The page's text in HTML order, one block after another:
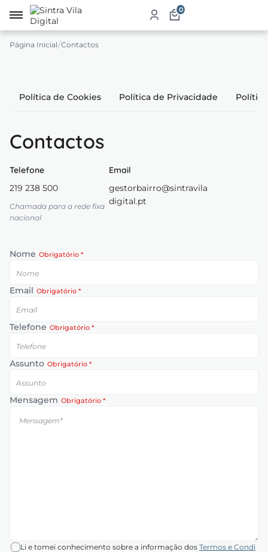
0
Página Inicial Contactos
Política de Cookies Política de Privacidade
Contactos
Telefone
219 238 500
Chamada para a rede fixa
nacional
Email
gestorbairro@sintravila
digital.pt
Nome Obrigatório *
Email Obrigatório *
Telefone Obrigatório *
Assunto Obrigatório *
Mensagem Obrigatório *
Li e tomei conhecimento sobre a informação dos Termos e Condi